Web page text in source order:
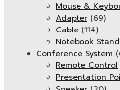
Mouse &
Adapter (69)
Cable (114)
Notebook
Conference System
Remote Control
Presentation